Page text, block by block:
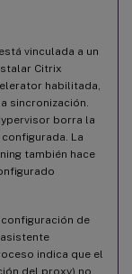
vinculada a un
Citrix
habilitada,
sincronización.
borra la
La
también hace
configuración de
indica que el
del proxy) no